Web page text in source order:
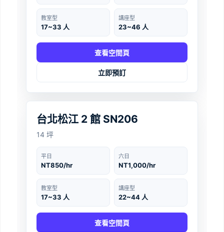
教室型
17~33 人
講座型
23~46 人
查看空間頁
立即預訂
‹ ›
台北松江 2 館 SN206
14 坪
平日
NT850/hr
六日
NT1,000/hr
教室型
17~33 人
講座型
22~44 人
查看空間頁